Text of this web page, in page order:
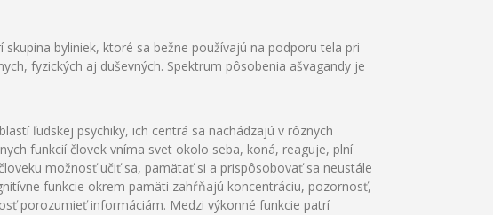
byliniek, ktoré sa bežne používajú na podporu tela pri
fyzických aj duševných. Spektrum pôsobenia ašvagandy je
ľudskej psychiky, ich centrá sa nachádzajú v rôznych
funkcií človek vníma svet okolo seba, koná, reaguje, plní
možnosť učiť sa, pamätať si a prispôsobovať sa neustále
funkcie okrem pamäti zahŕňajú koncentráciu, pozornosť,
porozumieť informáciám. Medzi výkonné funkcie patrí